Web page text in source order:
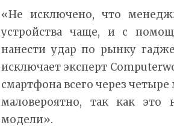
«Не исключено, что
устройства чаще, и с
нанести удар по рынку
исключает эксперт
смартфона всего через
маловероятно, так как это
модели».